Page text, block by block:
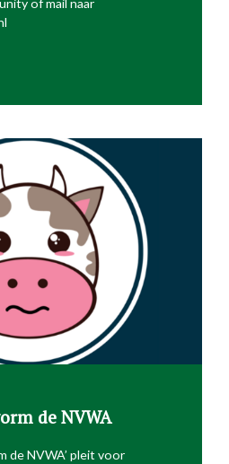
of mail naar
de NVWA
de NVWA’ pleit voor